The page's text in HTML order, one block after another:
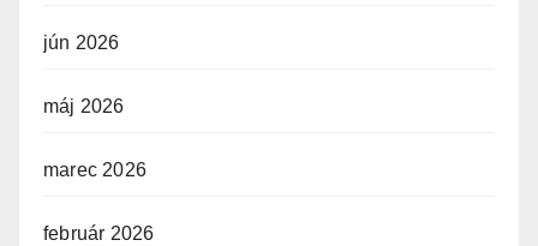
jún 2026
máj 2026
marec 2026
február 2026